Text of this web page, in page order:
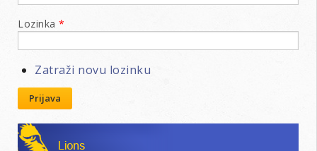
Lozinka *
Zatraži novu lozinku
Prijava
Lions klubovi